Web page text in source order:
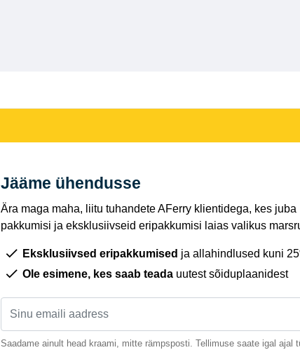
Jääme ühendusse
Ära maga maha, liitu tuhandete AFerry klientidega, kes
pakkumisi ja eksklusiivseid eripakkumisi laias valikus
Eksklusiivsed eripakkumised ja allahindlused kuni
Ole esimene, kes saab teada uutest sõiduplaanidest
Saadame ainult head kraami, mitte rämpsposti. Tellimuse saate igal ajal